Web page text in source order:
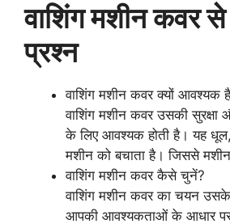
वाशिंग मशीन कवर
प्रश्न
वाशिंग मशीन कवर क्यों आवश्यक
वाशिंग मशीन कवर उसकी सुरक्षा
के लिए आवश्यक होती है। यह
मशीन को बचाता है। जिससे
वाशिंग मशीन कवर कैसे चुनें?
वाशिंग मशीन कवर का चयन
आपकी आवश्यकताओं के आधार